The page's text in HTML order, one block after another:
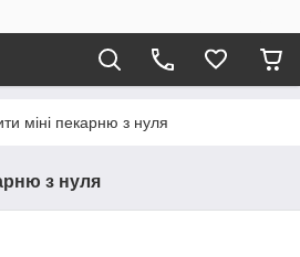
міні пекарню з нуля
з нуля